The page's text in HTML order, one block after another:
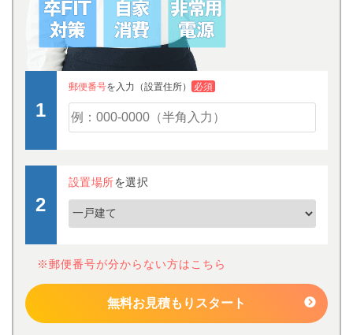
郵便番号を入力（設置住所） 必須
設置場所を選択
※郵便番号が分からない方はこちら
無料お見積もりスタート